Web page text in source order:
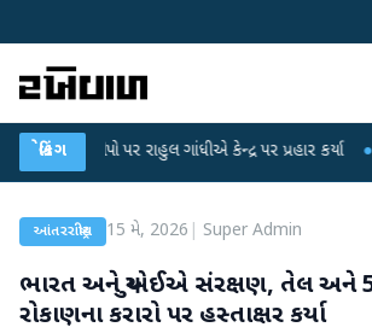
બ્રેકિંગ
આરોપો પર રાહુલ ગાંધીએ કેન્દ્ર પર પ્રહાર કર્યા ●
આંતરરાષ્ટ્રીય 15 મે, 2026 Super Admin
ભારત અને યુએઈએ સંરક્ષણ, તેલ અને
રોકાણના કરારો પર હસ્તાક્ષર કર્યા